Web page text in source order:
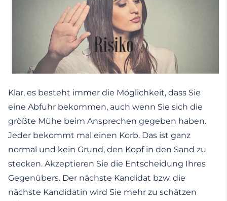
Klar, es besteht immer die Möglichkeit, dass Sie
eine Abfuhr bekommen, auch wenn Sie sich die
größte Mühe beim Ansprechen gegeben haben.
Jeder bekommt mal einen Korb. Das ist ganz
normal und kein Grund, den Kopf in den Sand zu
stecken. Akzeptieren Sie die Entscheidung Ihres
Gegenübers. Der nächste Kandidat bzw. die
nächste Kandidatin wird Sie mehr zu schätzen